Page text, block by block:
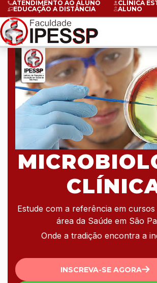
ATENDIMENTO AO ALUNO
CLÍNICA
EDUCAÇÃO A DISTÂNCIA
ALUNO
Estude com a referência em
área da Saúde em São
Onde a tradição encontra a
INSCREVA-SE AGORA